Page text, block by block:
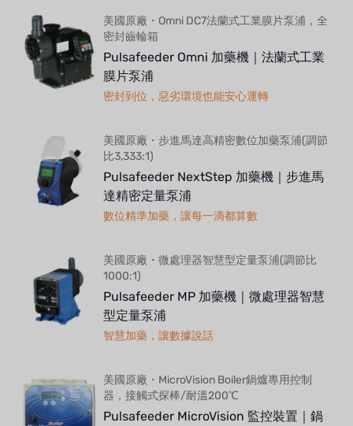
美國原廠・Omni DC7法蘭式工業膜片泵浦，全
密封齒輪箱
Pulsafeeder Omni 加藥機｜法蘭式工業
膜片泵浦
密封到位，惡劣環境也能安心運轉
美國原廠・步進馬達高精密數位加藥泵浦(調節
比3,333:1)
Pulsafeeder NextStep 加藥機｜步進馬
達精密定量泵浦
數位精準加藥，讓每一滴都算數
美國原廠・微處理器智慧型定量泵浦(調節比
1000:1)
Pulsafeeder MP 加藥機｜微處理器智慧
型定量泵浦
智慧加藥，讓數據說話
美國原廠・MicroVision Boiler鍋爐專用控制
器，接觸式探棒/耐溫200℃
Pulsafeeder MicroVision 監控裝置｜鍋